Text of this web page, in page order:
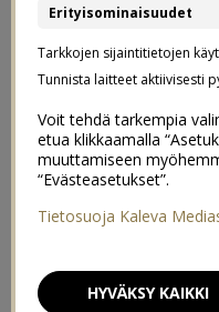
Emilia nappasi
samalla, mikä oli
kuvata vauvaa niin
vauvasta mitään sen
Emiliaikuisti meidän
hän onkin ja
julistettakin jotka voi
nurkkaukseen. Mun
Erityisominaisuudet
Tarkkojen sijaintitietojen
Tunnista laitteet aktiivisesti
Voit tehdä tarkempia
etua klikkaamalla
muuttamiseen
“Evästeasetukset”.
Tietosuoja Kaleva
HYVÄKSY KAIKKI